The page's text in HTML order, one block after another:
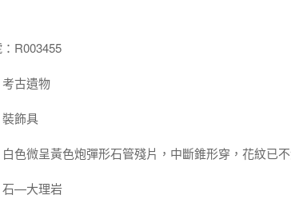
R003455
古遺物
飾具
色微呈黃色炮彈形石管殘片，中斷錐形穿，花紋已
石—大理岩